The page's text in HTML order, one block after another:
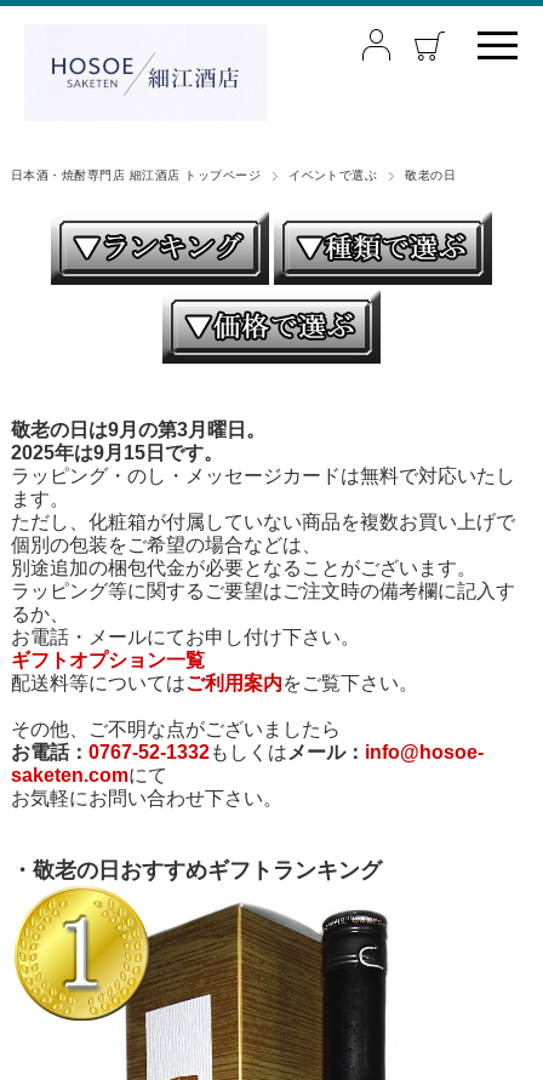
日本酒・焼酎専門店 細江酒店 トップページ イベントで選ぶ 敬老の日
敬老の日は9月の第3月曜日。
2025年は9月15日です。
ラッピング・のし・メッセージカードは無料で対応いたし
ます。
ただし、化粧箱が付属していない商品を複数お買い上げで
個別の包装をご希望の場合などは、
別途追加の梱包代金が必要となることがございます。
ラッピング等に関するご要望はご注文時の備考欄に記入す
るか、
お電話・メールにてお申し付け下さい。
ギフトオプション一覧
配送料等についてはご利用案内をご覧下さい。
その他、ご不明な点がございましたら
お電話： 0767-52-1332もしくは メール： info@hosoe-
saketen.comにて
お気軽にお問い合わせ下さい。
・敬老の日おすすめギフトランキング